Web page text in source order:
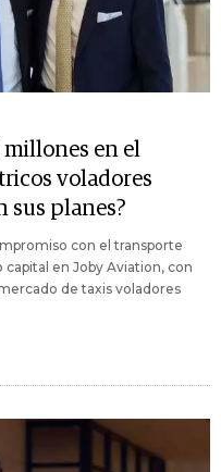
en el
voladores
sus planes?
con el transporte
en Joby Aviation, con
de taxis voladores